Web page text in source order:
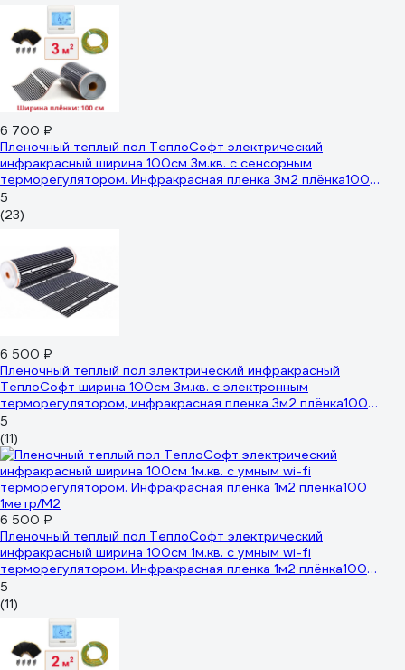
6 700 ₽
Пленочный теплый пол ТеплоСофт электрический
инфракрасный ширина 100см 3м.кв. с сенсорным
терморегулятором. Инфракрасная пленка 3м2 плёнка100
3метра/сенс
5
(23)
6 500 ₽
Пленочный теплый пол электрический инфракрасный
ТеплоСофт ширина 100см 3м.кв. с электронным
терморегулятором, инфракрасная пленка 3м2 плёнка100
3метра/эл
5
(11)
6 500 ₽
Пленочный теплый пол ТеплоСофт электрический
инфракрасный ширина 100см 1м.кв. с умным wi-fi
терморегулятором. Инфракрасная пленка 1м2 плёнка100
1метр/М2
5
(11)